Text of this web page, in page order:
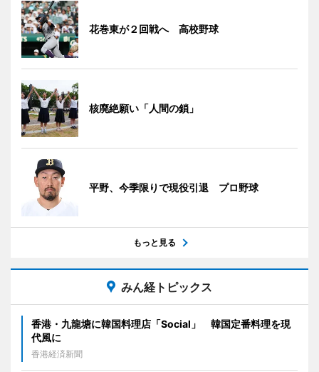
花巻東が２回戦へ 高校野球
核廃絶願い「人間の鎖」
平野、今季限りで現役引退 プロ野球
もっと見る
みん経トピックス
香港・九龍塘に韓国料理店「Social」 韓国定番料理を現
代風に
香港経済新聞